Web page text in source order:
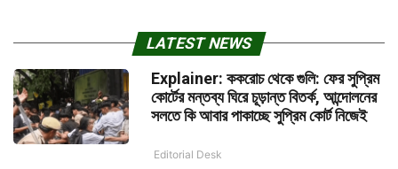
LATEST NEWS
Explainer: ককরোচ থেকে গুলি: ফের সুপ্রিম
কোর্টের মন্তব্য ঘিরে চূড়ান্ত বিতর্ক, আন্দোলনের
সলতে কি আবার পাকাচ্ছে সুপ্রিম কোর্ট নিজেই
Editorial Desk